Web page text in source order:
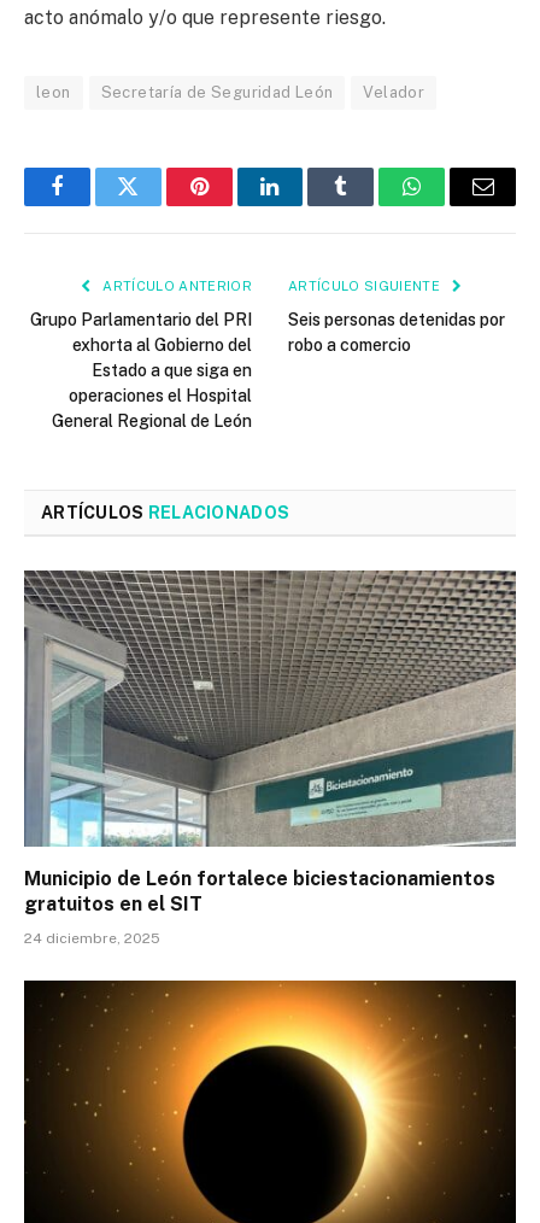
acto anómalo y/o que represente riesgo.
leon Secretaría de Seguridad León Velador
FacebookTwitter PinterestLinkedInTumblr WhatsAppEmail
ARTÍCULO ANTERIOR
Grupo Parlamentario del PRI
exhorta al Gobierno del
Estado a que siga en
operaciones el Hospital
General Regional de León
ARTÍCULO SIGUIENTE
Seis personas detenidas por
robo a comercio
ARTÍCULOS RELACIONADOS
Municipio de León fortalece biciestacionamientos
gratuitos en el SIT
24 diciembre, 2025